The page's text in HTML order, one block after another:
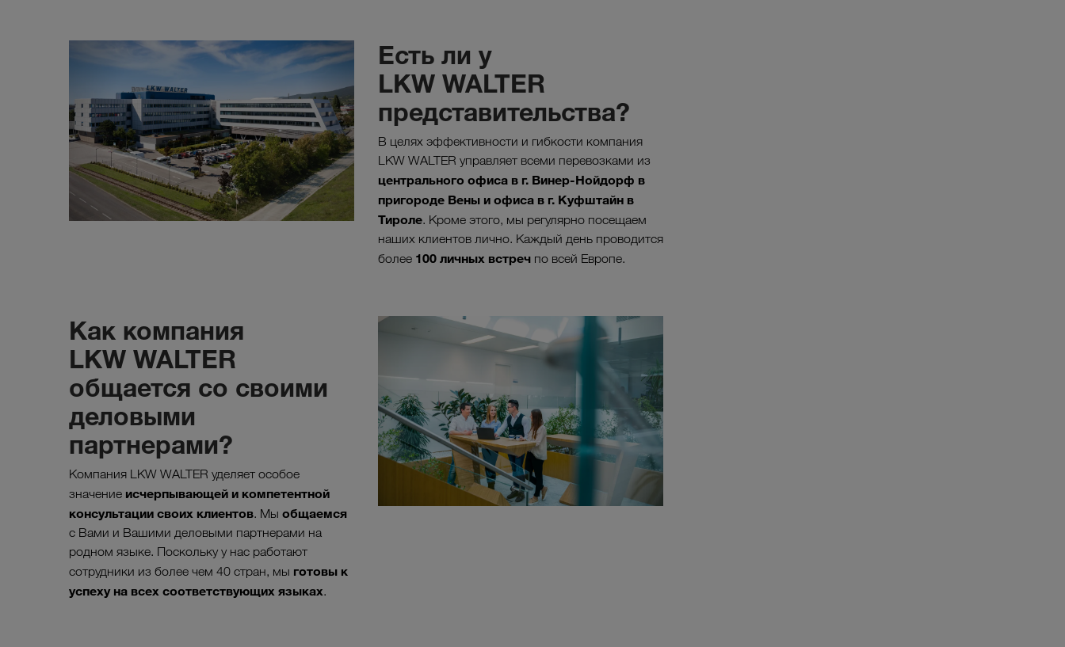
Есть ли у
LKW WALTER
представительства?
В целях эффективности и гибкости компания
LKW WALTER управляет всеми перевозками из
центрального офиса в г. Винер-Нойдорф в
пригороде Вены и офиса в г. Куфштайн в
Тироле. Кроме этого, мы регулярно посещаем
наших клиентов лично. Каждый день проводится
более 100 личных встреч по всей Европе.
Как компания
LKW WALTER
общается со своими
деловыми
партнерами?
Компания LKW WALTER уделяет особое
значение исчерпывающей и компетентной
консультации своих клиентов. Мы общаемся
с Вами и Вашими деловыми партнерами на
родном языке. Поскольку у нас работают
сотрудники из более чем 40 стран, мы готовы к
успеху на всех соответствующих языках.